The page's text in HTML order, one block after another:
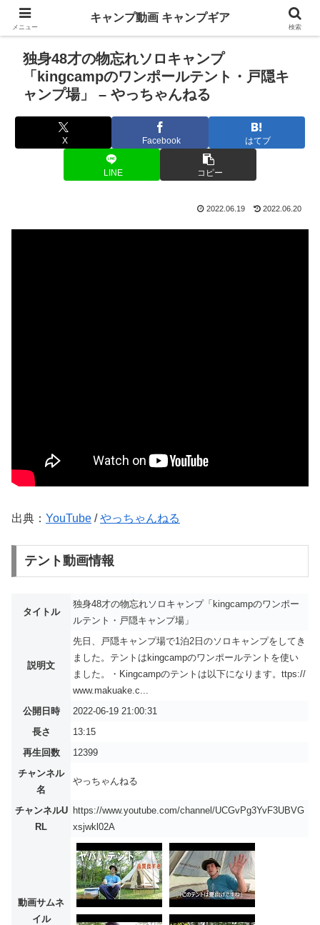
独身48才の物忘れソロキャンプ
「kingcampのワンポールテント・戸隠キ
ャンプ場」 – やっちゃんねる
X Facebook はてブ
LINE コピー
2022.06.19 2022.06.20
出典： YouTube /やっちゃんねる
テント動画情報
タイトル
独身48才の物忘れソロキャンプ「kingcampのワンポー
ルテント・戸隠キャンプ場」
説明文
先日、戸隠キャンプ場で1泊2日のソロキャンプをしてき
ました。テントはkingcampのワンポールテントを使い
ました。・Kingcampのテントは以下になります。ttps://
www.makuake.c...
公開日時
2022-06-19 21:00:31
長さ
13:15
再生回数
12399
チャンネル
名
やっちゃんねる
チャンネルU
RL
https://www.youtube.com/channel/UCGvPg3YvF3UBVG
xsjwkl02A
動画サムネ
イル
メニュー
キャンプ動画 キャンプギア
検索